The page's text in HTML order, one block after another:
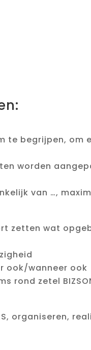
te begrijpen, om
worden
van …,
zetten wat
ook/wanneer ook
rond zetel
organiseren,